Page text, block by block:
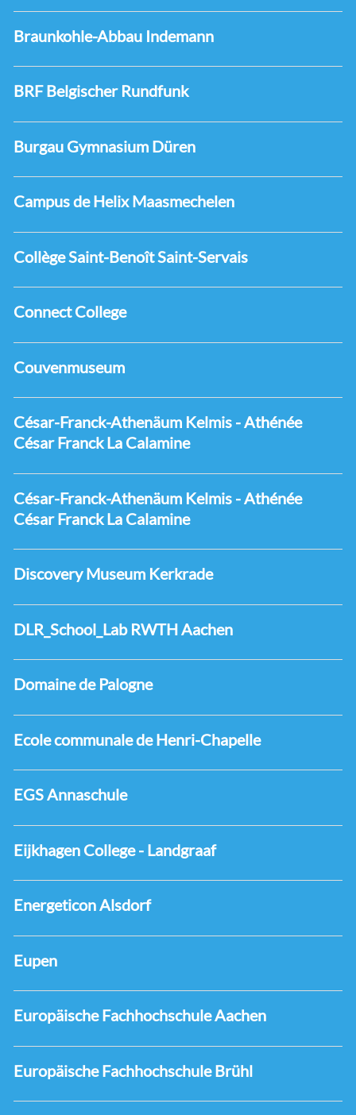
Braunkohle-Abbau Indemann
BRF Belgischer Rundfunk
Burgau Gymnasium Düren
Campus de Helix Maasmechelen
Collège Saint-Benoît Saint-Servais
Connect College
Couvenmuseum
César-Franck-Athenäum Kelmis - Athénée
César Franck La Calamine
César-Franck-Athenäum Kelmis - Athénée
César Franck La Calamine
Discovery Museum Kerkrade
DLR_School_Lab RWTH Aachen
Domaine de Palogne
Ecole communale de Henri-Chapelle
EGS Annaschule
Eijkhagen College - Landgraaf
Energeticon Alsdorf
Eupen
Europäische Fachhochschule Aachen
Europäische Fachhochschule Brühl